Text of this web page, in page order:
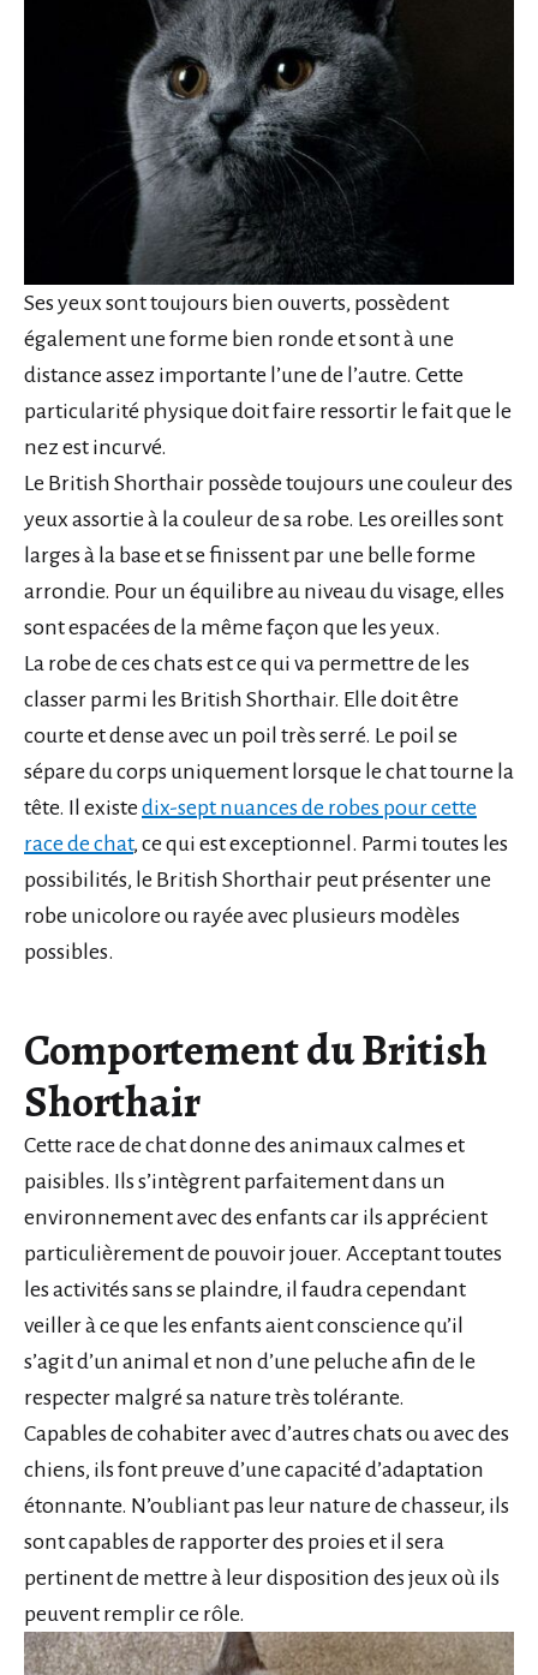
Ses yeux sont toujours bien ouverts, possèdent
également une forme bien ronde et sont à une
distance assez importante l’une de l’autre. Cette
particularité physique doit faire ressortir le fait que le
nez est incurvé.
Le British Shorthair possède toujours une couleur des
yeux assortie à la couleur de sa robe. Les oreilles sont
larges à la base et se finissent par une belle forme
arrondie. Pour un équilibre au niveau du visage, elles
sont espacées de la même façon que les yeux.
La robe de ces chats est ce qui va permettre de les
classer parmi les British Shorthair. Elle doit être
courte et dense avec un poil très serré. Le poil se
sépare du corps uniquement lorsque le chat tourne la
tête. Il existe dix-sept nuances de robes pour cette
race de chat, ce qui est exceptionnel. Parmi toutes les
possibilités, le British Shorthair peut présenter une
robe unicolore ou rayée avec plusieurs modèles
possibles.
Comportement du British
Shorthair
Cette race de chat donne des animaux calmes et
paisibles. Ils s’intègrent parfaitement dans un
environnement avec des enfants car ils apprécient
particulièrement de pouvoir jouer. Acceptant toutes
les activités sans se plaindre, il faudra cependant
veiller à ce que les enfants aient conscience qu’il
s’agit d’un animal et non d’une peluche afin de le
respecter malgré sa nature très tolérante.
Capables de cohabiter avec d’autres chats ou avec des
chiens, ils font preuve d’une capacité d’adaptation
étonnante. N’oubliant pas leur nature de chasseur, ils
sont capables de rapporter des proies et il sera
pertinent de mettre à leur disposition des jeux où ils
peuvent remplir ce rôle.